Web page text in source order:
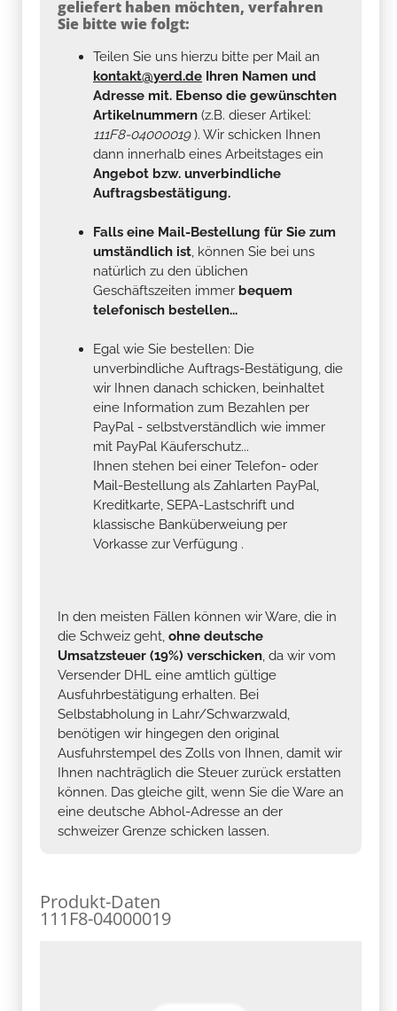
geliefert haben möchten, verfahren
Sie bitte wie folgt:
Teilen Sie uns hierzu bitte per Mail an
kontakt@yerd.de Ihren Namen und
Adresse mit. Ebenso die gewünschten
Artikelnummern (z.B. dieser Artikel:
111F8-04000019). Wir schicken Ihnen
dann innerhalb eines Arbeitstages ein
Angebot bzw. unverbindliche
Auftragsbestätigung.
Falls eine Mail-Bestellung für Sie zum
umständlich ist, können Sie bei uns
natürlich zu den üblichen
Geschäftszeiten immer bequem
telefonisch bestellen...
Egal wie Sie bestellen: Die
unverbindliche Auftrags-Bestätigung, die
wir Ihnen danach schicken, beinhaltet
eine Information zum Bezahlen per
PayPal - selbstverständlich wie immer
mit PayPal Käuferschutz...
Ihnen stehen bei einer Telefon- oder
Mail-Bestellung als Zahlarten PayPal,
Kreditkarte, SEPA-Lastschrift und
klassische Banküberweiung per
Vorkasse zur Verfügung .
In den meisten Fällen können wir Ware, die in
die Schweiz geht, ohne deutsche
Umsatzsteuer (19%) verschicken, da wir vom
Versender DHL eine amtlich gültige
Ausfuhrbestätigung erhalten. Bei
Selbstabholung in Lahr/Schwarzwald,
benötigen wir hingegen den original
Ausfuhrstempel des Zolls von Ihnen, damit wir
Ihnen nachträglich die Steuer zurück erstatten
können. Das gleiche gilt, wenn Sie die Ware an
eine deutsche Abhol-Adresse an der
schweizer Grenze schicken lassen.
Produkt-Daten
111F8-04000019